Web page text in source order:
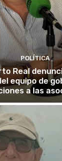
POLÍTICA
Real
equipo de
a las